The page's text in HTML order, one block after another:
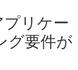
リケー
グ要件が